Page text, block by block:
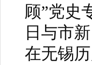
顾”党史
日与市
在无锡